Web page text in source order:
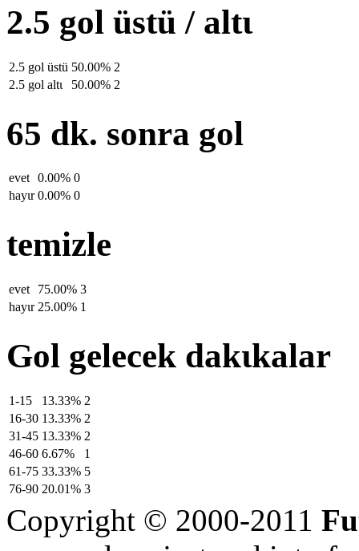
2.5 gol üstü / altι
2.5 gol üstü 50.00% 2
2.5 gol altι
50.00% 2
65 dk. sonra gol
evet 0.00% 0
hayιr 0.00% 0
temizle
evet 75.00% 3
hayιr 25.00% 1
Gol gelecek dakιkalar
1-15 13.33% 2
16-30 13.33% 2
31-45 13.33% 2
46-60 6.67%
1
61-75 33.33% 5
76-90 20.01% 3
Copyright © 2000-2011